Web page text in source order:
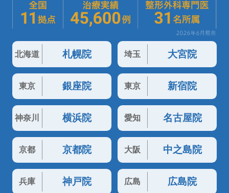
北海道 札幌院 埼玉 大宮院
東京 銀座院 東京 新宿院
神奈川 横浜院 愛知 名古屋院
京都 京都院 大阪 中之島院
兵庫 神戸院 広島 広島院